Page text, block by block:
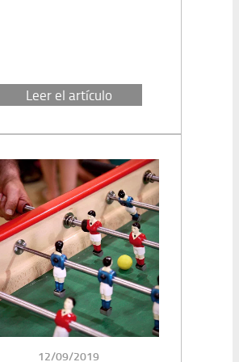
Leer el artículo
PUBLICADO
12/09/2019